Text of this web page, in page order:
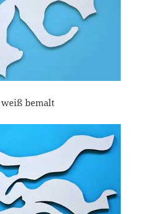
bemalt